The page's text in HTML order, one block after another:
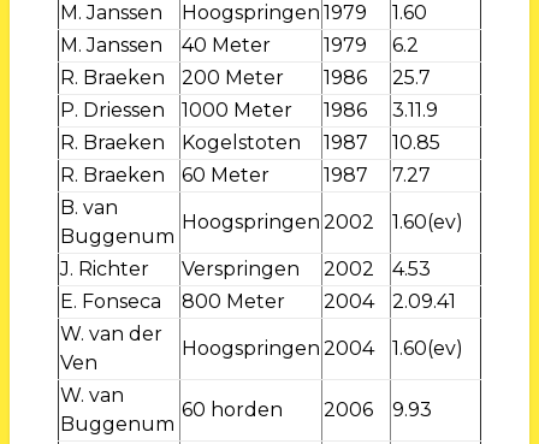
M. Janssen
Hoogspringen 1979
1.60
M. Janssen
40 Meter 1979
6.2
R. Braeken
200 Meter 1986
25.7
P. Driessen
1000 Meter 1986
3.11.9
R. Braeken
Kogelstoten 1987
10.85
R. Braeken
60 Meter 1987
7.27
B. van
Buggenum
Hoogspringen 2002 1.60(ev)
J. Richter Verspringen 2002
4.53
E. Fonseca
800 Meter 2004
2.09.41
W. van der
Ven
Hoogspringen 2004 1.60(ev)
W. van
Buggenum
60 horden 2006 9.93